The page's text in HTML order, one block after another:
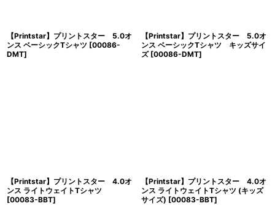
【Printstar】プリントスター 5.0オ
ンス ベーシックTシャツ [00086-
DMT]
【Printstar】プリントスター 5.0オ
ンス ベーシックTシャツ キッズサイ
ズ [00086-DMT]
【Printstar】プリントスター 4.0オ
ンス ライトウェイトTシャツ
[00083-BBT]
【Printstar】プリントスター 4.0オ
ンス ライトウェイトTシャツ (キッズ
サイズ) [00083-BBT]